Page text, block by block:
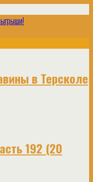
в Терсколе
192 (20